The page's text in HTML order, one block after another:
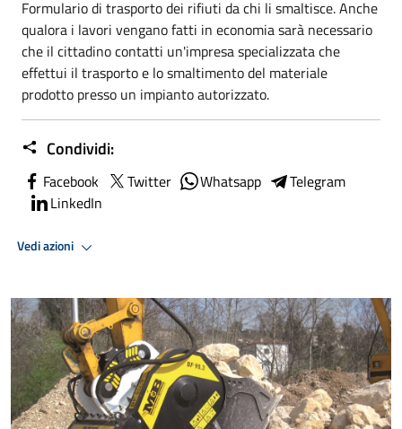
Formulario di trasporto dei rifiuti da chi li smaltisce. Anche
qualora i lavori vengano fatti in economia sarà necessario
che il cittadino contatti un'impresa specializzata che
effettui il trasporto e lo smaltimento del materiale
prodotto presso un impianto autorizzato.
Condividi:
Facebook Twitter Whatsapp
Telegram
LinkedIn
Vedi azioni